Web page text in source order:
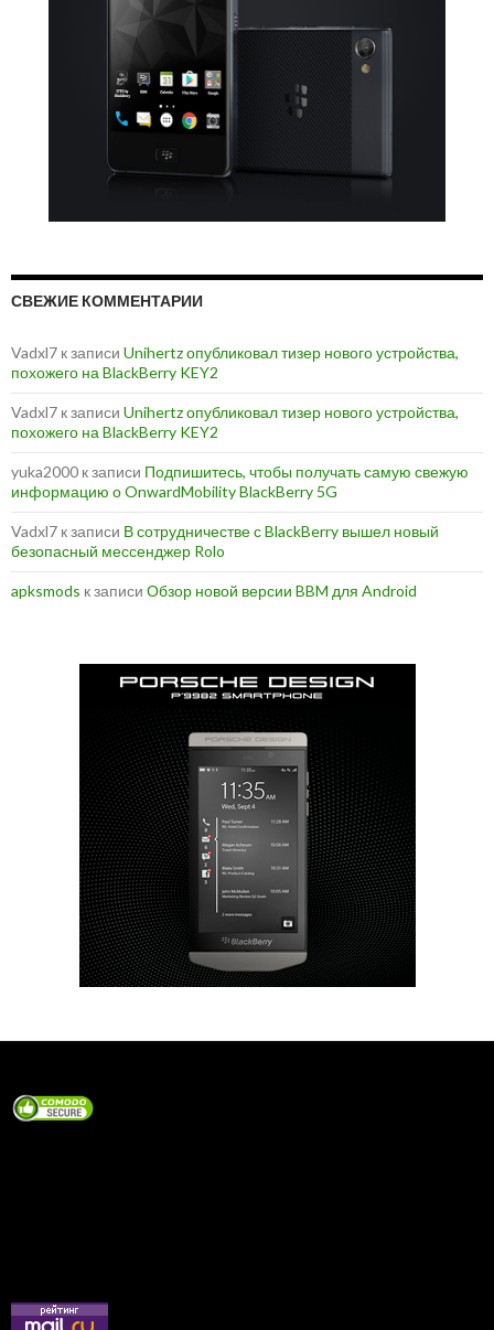
СВЕЖИЕ КОММЕНТАРИИ
Vadxl7 к записи Unihertz опубликовал тизер нового устройства,
похожего на BlackBerry KEY2
Vadxl7 к записи Unihertz опубликовал тизер нового устройства,
похожего на BlackBerry KEY2
yuka2000 к записи Подпишитесь, чтобы получать самую свежую
информацию о OnwardMobility BlackBerry 5G
Vadxl7 к записи В сотрудничестве с BlackBerry вышел новый
безопасный мессенджер Rolo
apksmods к записи Обзор новой версии BBM для Android